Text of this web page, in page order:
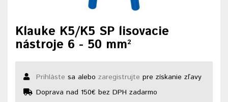
Klauke K5/K5 SP lisovacie
nástroje 6 - 50 mm²
Prihláste sa alebo zaregistrujte pre získanie zľavy
Doprava nad 150€ bez DPH zadarmo